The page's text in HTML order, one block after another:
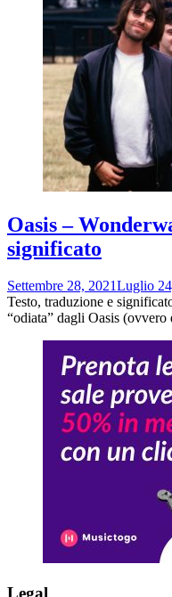
Oasis –
significato
Settembre 28, 2021Luglio
Testo, traduzione e
“odiata” dagli Oasis
Legal